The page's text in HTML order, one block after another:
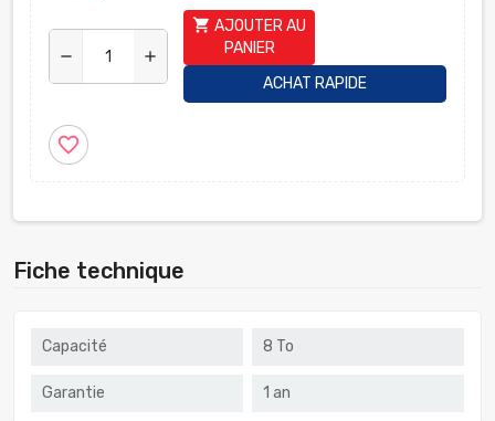
remove add
shopping_cart AJOUTER AU
PANIER
ACHAT RAPIDE
favorite_border
Fiche technique
Capacité 8 To
Garantie 1 an